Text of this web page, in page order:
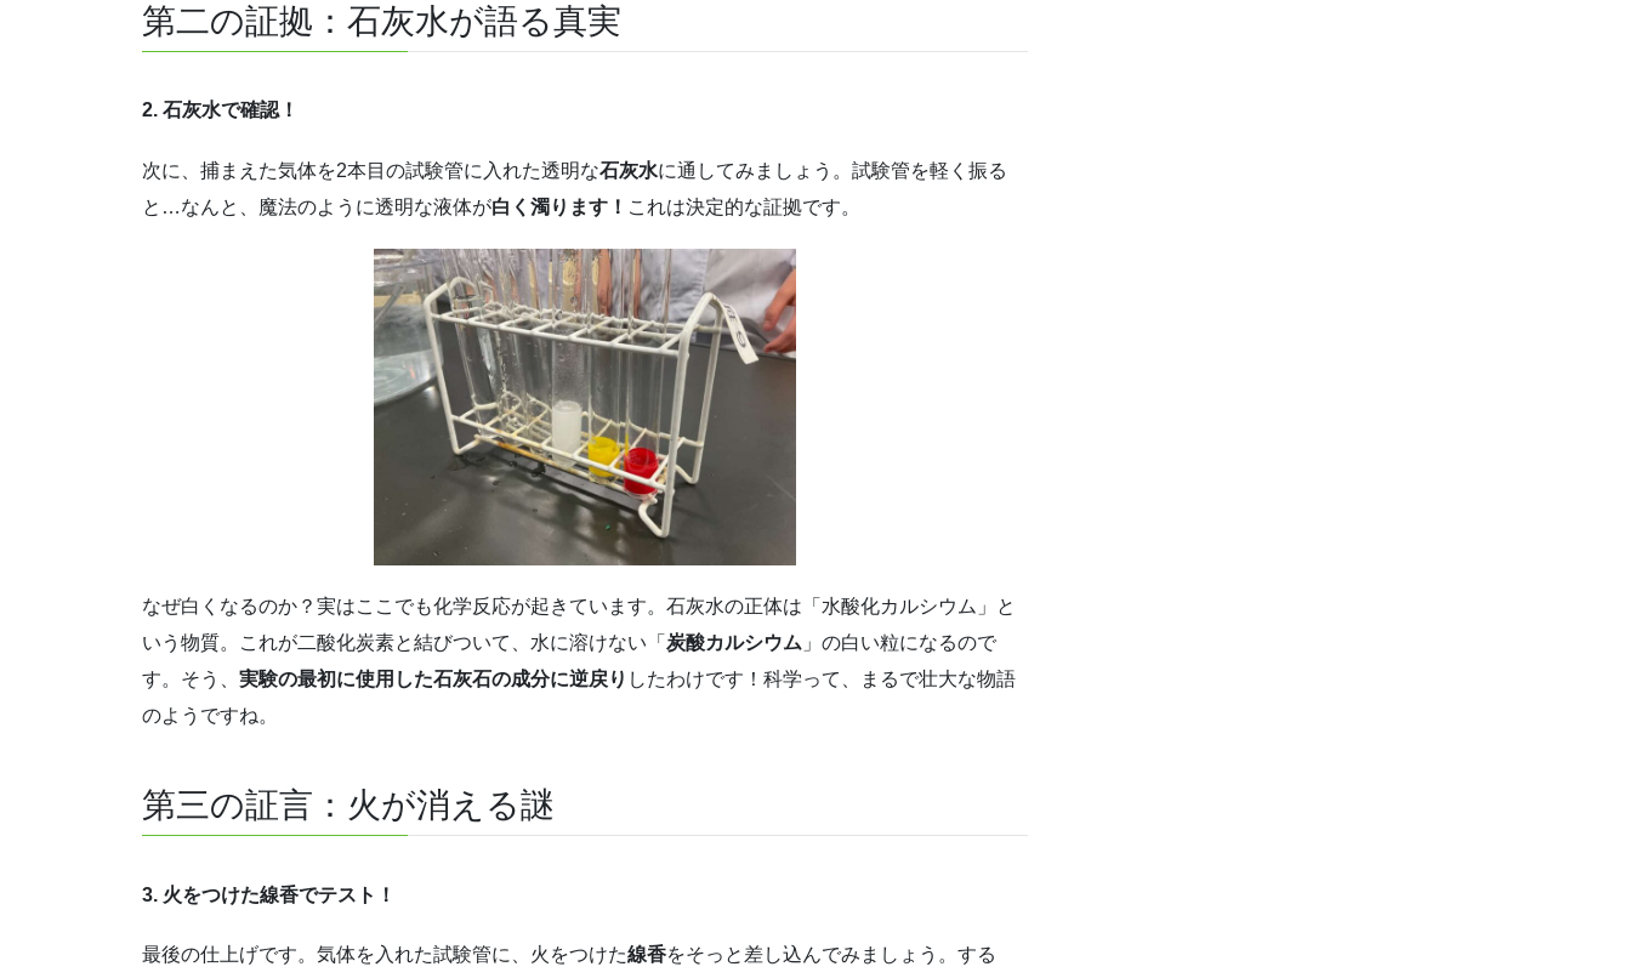
第二の証拠：石灰水が語る真実
2. 石灰水で確認！
次に、捕まえた気体を2本目の試験管に入れた透明な石灰水に通してみましょう。試験管を軽く振る
と…なんと、魔法のように透明な液体が白く濁ります！ これは決定的な証拠です。
なぜ白くなるのか？実はここでも化学反応が起きています。石灰水の正体は「水酸化カルシウム」と
いう物質。これが二酸化炭素と結びついて、水に溶けない「 炭酸カルシウム 」の白い粒になるので
す。そう、 実験の最初に使用した石灰石の成分に逆戻り したわけです！科学って、まるで壮大な物語
のようですね。
第三の証言：火が消える謎
3. 火をつけた線香でテスト！
最後の仕上げです。気体を入れた試験管に、火をつけた線香をそっと差し込んでみましょう。する